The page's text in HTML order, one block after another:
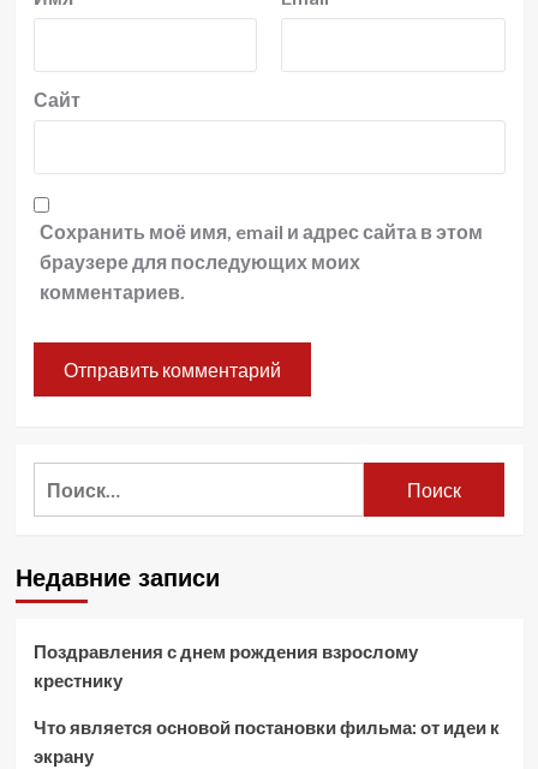
Сайт
Сохранить моё имя, email и адрес сайта в этом
браузере для последующих моих
комментариев.
Недавние записи
Поздравления с днем рождения взрослому
крестнику
Что является основой постановки фильма: от идеи к
экрану